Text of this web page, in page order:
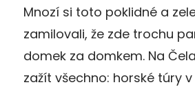
Mnozí si toto poklidné a
zamilovali, že zde trochu
domek za domkem. Na
zažít všechno: horské túry